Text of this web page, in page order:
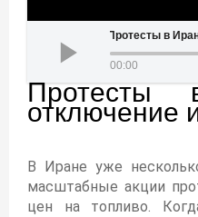
Протесты в Иране и
00:00
отключение
В Иране уже
масштабные акции
цен на топливо.